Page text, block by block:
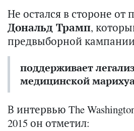
Не остался в стороне от
Дональд Трамп,
предвыборной
поддерживает
медицинской
В интервью The
2015 он отметил: